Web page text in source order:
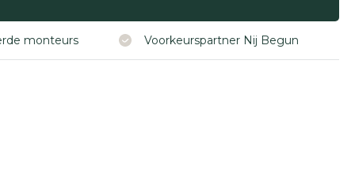
Nieuwsoverzicht
monteurs Voorkeurspartner Nij Begun
-deuren,